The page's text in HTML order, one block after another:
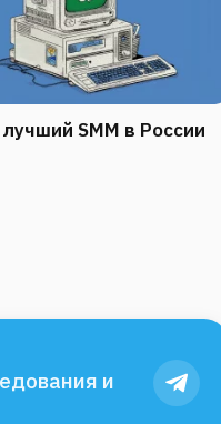
SMM в России
и